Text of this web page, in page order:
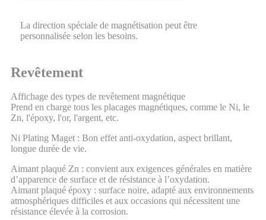
La direction spéciale de magnétisation peut être
personnalisée selon les besoins.
Revêtement
Affichage des types de revêtement magnétique
Prend en charge tous les placages magnétiques, comme le Ni, le
Zn, l'époxy, l'or, l'argent, etc.
Ni Plating Maget : Bon effet anti-oxydation, aspect brillant,
longue durée de vie.
Aimant plaqué Zn : convient aux exigences générales en matière
d’apparence de surface et de résistance à l’oxydation.
Aimant plaqué époxy : surface noire, adapté aux environnements
atmosphériques difficiles et aux occasions qui nécessitent une
résistance élevée à la corrosion.